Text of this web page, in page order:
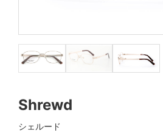
Shrewd
シェルード